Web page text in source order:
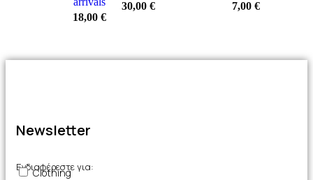
18,00 €
30,00 € 7,00 €
Newsletter
Ενδιαφέρεστε για:
Clothing